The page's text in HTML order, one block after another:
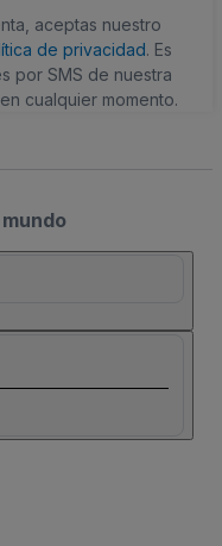
aceptas nuestro
de privacidad. Es
por SMS de nuestra
cualquier momento.